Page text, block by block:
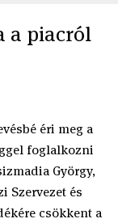
a piacról
éri meg a
foglalkozni
György,
Szervezet és
csökkent a